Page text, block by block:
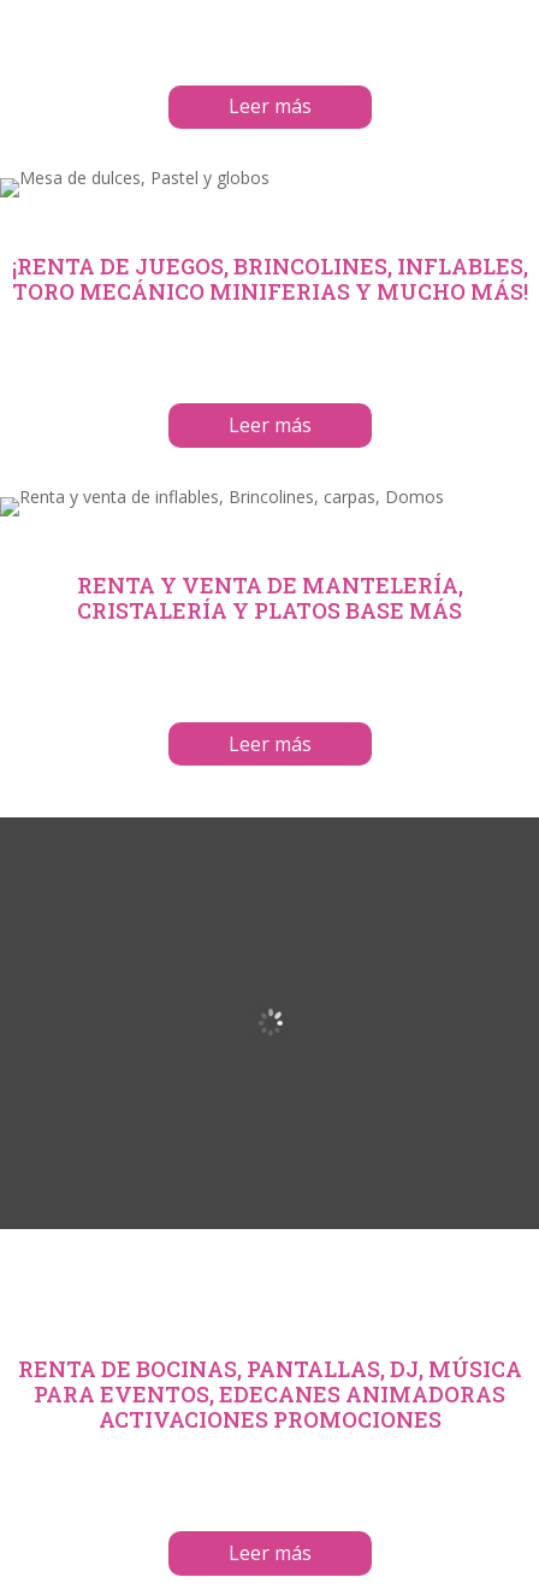
Leer más
¡RENTA DE JUEGOS, BRINCOLINES, INFLABLES,
TORO MECÁNICO MINIFERIAS Y MUCHO MÁS!
Leer más
RENTA Y VENTA DE MANTELERÍA,
CRISTALERÍA Y PLATOS BASE MÁS
Leer más
RENTA DE BOCINAS, PANTALLAS, DJ, MÚSICA
PARA EVENTOS, EDECANES ANIMADORAS
ACTIVACIONES PROMOCIONES
Leer más